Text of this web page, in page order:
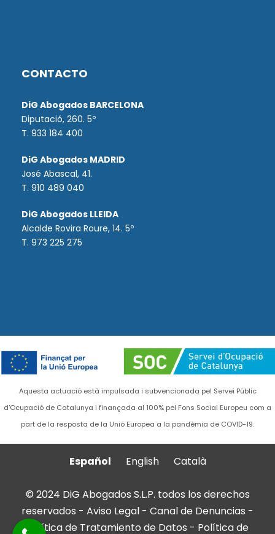
CONTACTO
DiG Abogados BARCELONA
Diputació, 260. 5º
T. 933 184 400
DiG Abogados MADRID
José Abascal, 41.
T. 910 489 040
DiG Abogados LLEIDA
Alcalde Rovira Roure, 14. 5º
T. 973 225 275
Aquesta actuació està impulsada i subvencionada pel Servei Públic
d'Ocupació de Catalunya i finançada al 100% pel Fons Social Europeu com a
part de la resposta de la Unió Europea a la pandèmia de COVID-19.
Español English Català
© 2024 DiG Abogados S.L.P. todos los derechos
reservados - Aviso Legal - Canal de Denuncias -
Política de Tratamiento de Datos - Política de